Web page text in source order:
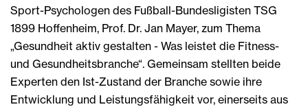
Sport-Psychologen des Fußball-Bundesligisten TSG
1899 Hoffenheim, Prof. Dr. Jan Mayer, zum Thema
„Gesundheit aktiv gestalten - Was leistet die Fitness-
und Gesundheitsbranche“. Gemeinsam stellten beide
Experten den Ist-Zustand der Branche sowie ihre
Entwicklung und Leistungsfähigkeit vor, einerseits aus